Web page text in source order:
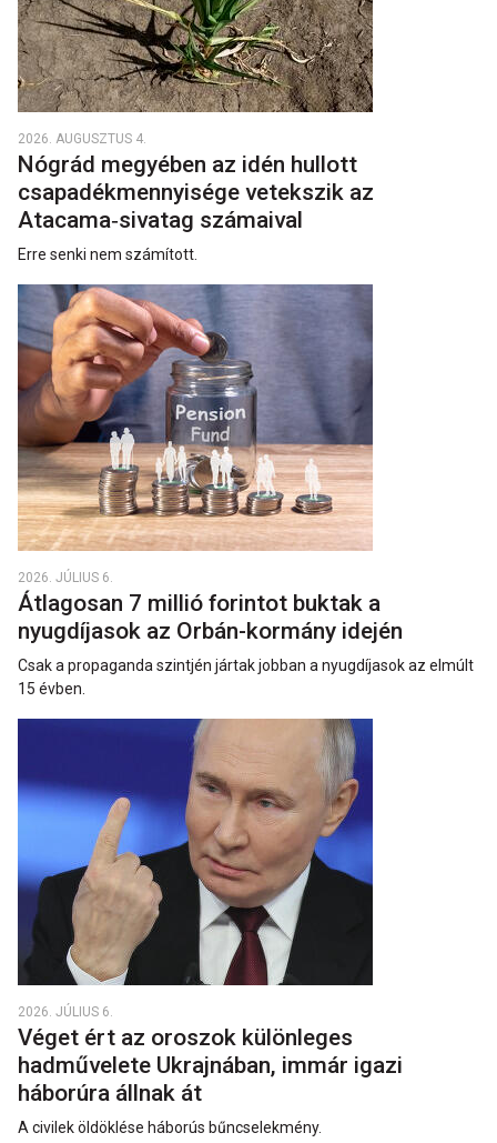
2026. AUGUSZTUS 4.
Nógrád megyében az idén hullott
csapadékmennyisége vetekszik az
Atacama‑sivatag számaival
Erre senki nem számított.
2026. JÚLIUS 6.
Átlagosan 7 millió forintot buktak a
nyugdíjasok az Orbán-kormány idején
Csak a propaganda szintjén jártak jobban a nyugdíjasok az elmúlt
15 évben.
2026. JÚLIUS 6.
Véget ért az oroszok különleges
hadművelete Ukrajnában, immár igazi
háborúra állnak át
A civilek öldöklése háborús bűncselekmény.